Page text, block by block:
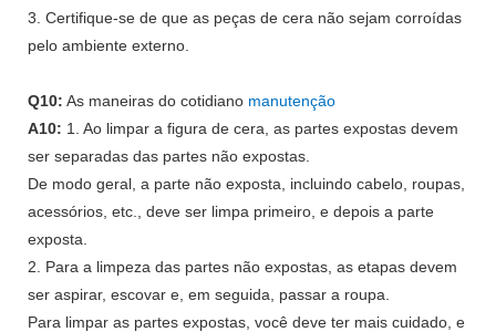
3. Certifique-se de que as peças de cera não sejam corroídas
pelo ambiente externo.
Q10: As maneiras do cotidiano manutenção
A10: 1. Ao limpar a figura de cera, as partes expostas devem
ser separadas das partes não expostas.
De modo geral, a parte não exposta, incluindo cabelo, roupas,
acessórios, etc., deve ser limpa primeiro, e depois a parte
exposta.
2. Para a limpeza das partes não expostas, as etapas devem
ser aspirar, escovar e, em seguida, passar a roupa.
Para limpar as partes expostas, você deve ter mais cuidado, e